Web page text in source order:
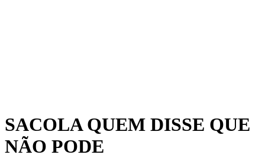
SACOLA QUEM DISSE QUE
NÃO PODE